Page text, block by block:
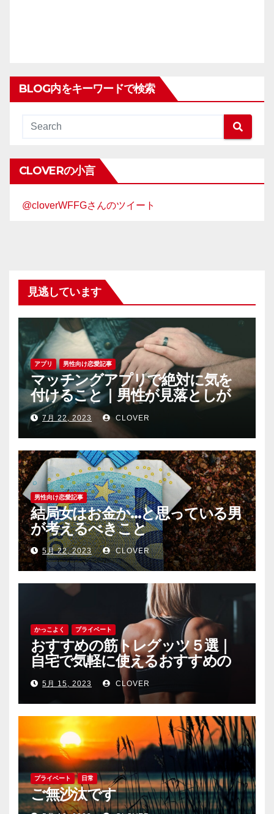
BLOG内をキーワードで検索
CLOVERの小言
@cloverWFFGさんのツイート
見逃しています
アプリ 男性向け恋愛記事
マッチングアプリで絶対に気を
付けること｜男性が見落としが
ちな恐怖心と警戒心
7月 22, 2023 CLOVER
男性向け恋愛記事
結局女はお金か…と思っている男
が考えるべきこと
5月 22, 2023 CLOVER
かっこよく プライベート
おすすめの筋トレグッツ５選｜
自宅で気軽に使えるおすすめの
筋トレグッツをご紹介
5月 15, 2023 CLOVER
プライベート 日常
ご無沙汰です